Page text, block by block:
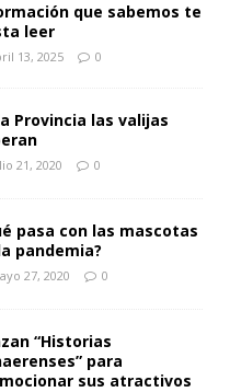
que sabemos te
leer
13, 2025 0
Provincia las valijas
21, 2020 0
pasa con las mascotas
pandemia?
27, 2020 0
“Historias
para
sus atractivos